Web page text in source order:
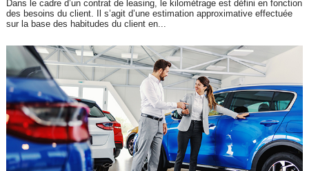
Dans le cadre d’un contrat de leasing, le kilométrage est défini en fonction
des besoins du client. Il s’agit d’une estimation approximative effectuée
sur la base des habitudes du client en...